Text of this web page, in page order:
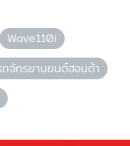
Wave110i
ถจักรยานยนต์ฮอนด้า